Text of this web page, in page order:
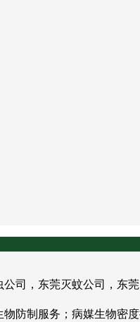
司，东莞灭蚊公司，东
防制服务；病媒生物密